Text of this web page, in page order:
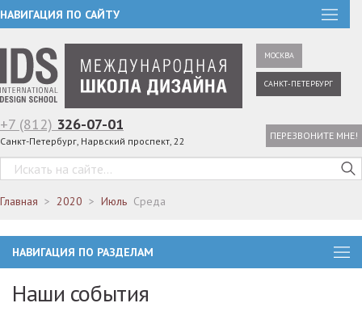
НАВИГАЦИЯ ПО САЙТУ
МОСКВА
САНКТ-ПЕТЕРБУРГ
+7 (812) 326-07-01
Санкт-Петербург, Нарвский проспект, 22 ПЕРЕЗВОНИТЕ МНЕ!
Главная 2020 Июль Среда
НАВИГАЦИЯ ПО РАЗДЕЛАМ
Наши события